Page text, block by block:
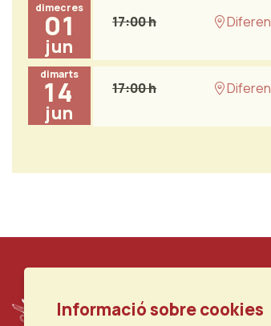
dimecres
01
jun
17:00 h
dimarts
14
jun
17:00 h
Informació sobre cookies